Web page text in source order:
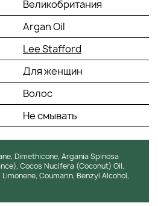
Великобритания
Argan Oil
Lee Stafford
Для женщин
Волос
Не смывать
Dimethicone, Argania Spinosa
Cocos Nucifera (Coconut) Oil,
Coumarin, Benzyl Alcohol,